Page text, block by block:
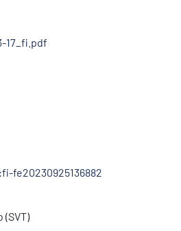
17_fi.pdf
fe20230925136882